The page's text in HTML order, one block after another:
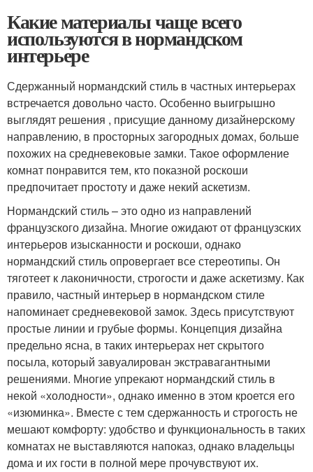
Какие материалы чаще всего
используются в нормандском
интерьере
Сдержанный нормандский стиль в частных интерьерах
встречается довольно часто. Особенно выигрышно
выглядят решения , присущие данному дизайнерскому
направлению, в просторных загородных домах, больше
похожих на средневековые замки. Такое оформление
комнат понравится тем, кто показной роскоши
предпочитает простоту и даже некий аскетизм.
Нормандский стиль – это одно из направлений
французского дизайна. Многие ожидают от французских
интерьеров изысканности и роскоши, однако
нормандский стиль опровергает все стереотипы. Он
тяготеет к лаконичности, строгости и даже аскетизму. Как
правило, частный интерьер в нормандском стиле
напоминает средневековой замок. Здесь присутствуют
простые линии и грубые формы. Концепция дизайна
предельно ясна, в таких интерьерах нет скрытого
посыла, который завуалирован экстравагантными
решениями. Многие упрекают нормандский стиль в
некой «холодности», однако именно в этом кроется его
«изюминка». Вместе с тем сдержанность и строгость не
мешают комфорту: удобство и функциональность в таких
комнатах не выставляются напоказ, однако владельцы
дома и их гости в полной мере прочувствуют их.